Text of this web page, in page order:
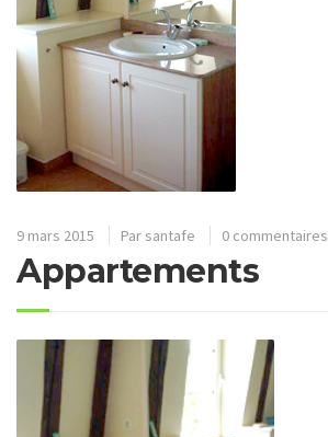
9 mars 2015 Par santafe 0 commentaires
Appartements